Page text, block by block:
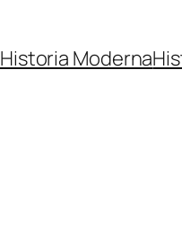
Historia Moderna